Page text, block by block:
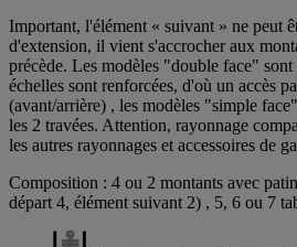
Important, l'élément « suivant » ne peut
d'extension, il vient s'accrocher aux
précède. Les modèles "double face"
échelles sont renforcées, d'où un accès
(avant/arrière) , les modèles "simple
les 2 travées. Attention, rayonnage
les autres rayonnages et accessoires de
Composition : 4 ou 2 montants avec
départ 4, élément suivant 2) , 5, 6 ou 7